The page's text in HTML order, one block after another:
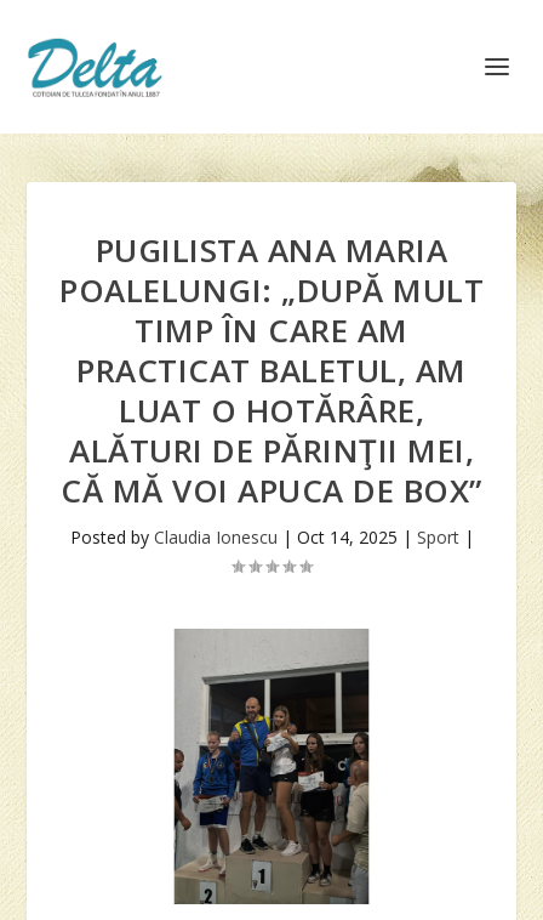
PUGILISTA ANA MARIA
POALELUNGI: „DUPĂ MULT
TIMP ÎN CARE AM
PRACTICAT BALETUL, AM
LUAT O HOTĂRÂRE,
ALĂTURI DE PĂRINŢII MEI,
CĂ MĂ VOI APUCA DE BOX”
Posted by Claudia Ionescu | Oct 14, 2025 | Sport|